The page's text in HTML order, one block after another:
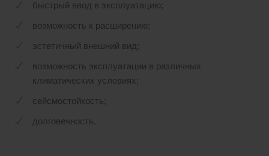
быстрый ввод в эксплуатацию;
возможность к расширению;
эстетичный внешний вид;
возможность эксплуатации в различных
климатических условиях;
сейсмостойкость;
долговечность.